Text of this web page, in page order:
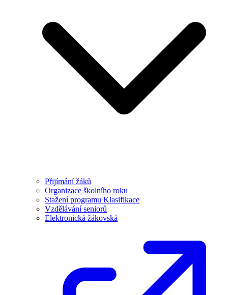
Přijímání žáků
Organizace školního roku
Stažení programu Klasifikace
Vzdělávání seniorů
Elektronická žákovská